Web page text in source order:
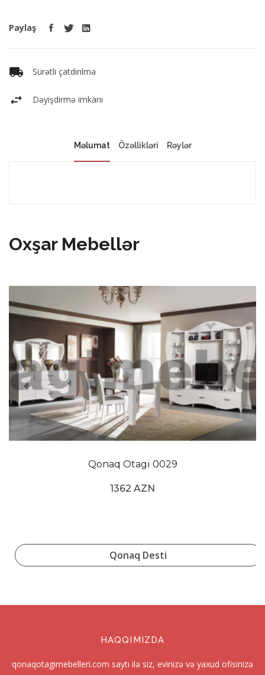
Paylaş
Sürətli çatdırılma
Dəyişdirmə imkanı
Məlumat Özəllikləri Rəylər
Oxşar Mebellər
Qonaq Otagi 0029
1362 AZN
Qonaq Desti
HAQQIMIZDA
qonaqotagimebelleri.com saytı ilə siz, evinizə və yaxud ofisinizə